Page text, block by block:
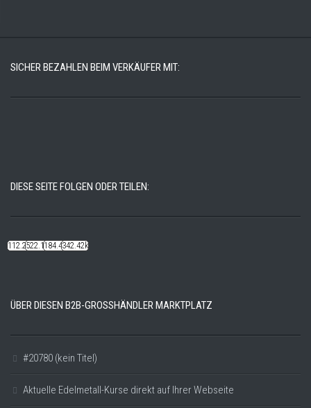
SICHER BEZAHLEN BEIM VERKÄUFER MIT:
DIESE SEITE FOLGEN ODER TEILEN:
112.22k522.14k184.48k342.42k
ÜBER DIESEN B2B-GROSSHÄNDLER MARKTPLATZ
#20780 (kein Titel)
Aktuelle Edelmetall-Kurse direkt auf Ihrer Webseite